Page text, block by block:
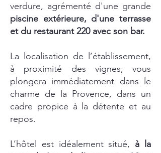
verdure, agrémenté d'une grande
piscine extérieure, d'une terrasse
et du restaurant 220 avec son bar.
La localisation de l’établissement,
à proximité des vignes, vous
plongera immédiatement dans le
charme de la Provence, dans un
cadre propice à la détente et au
repos.
L’hôtel est idéalement situé, à la